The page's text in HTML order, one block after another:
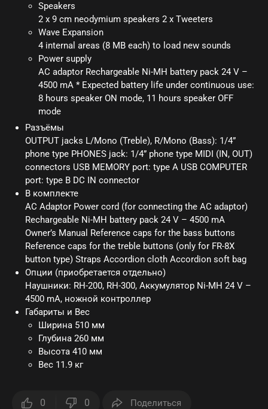
Speakers
2 x 9 cm neodymium speakers 2 x Tweeters
Wave Expansion
4 internal areas (8 MB each) to load new sounds
Power supply
AC adaptor Rechargeable Ni-MH battery pack 24 V –
4500 mA * Expected battery life under continuous use:
8 hours speaker ON mode, 11 hours speaker OFF
mode
Разъёмы
OUTPUT jacks L/Mono (Treble), R/Mono (Bass): 1/4”
phone type PHONES jack: 1/4” phone type MIDI (IN, OUT)
connectors USB MEMORY port: type A USB COMPUTER
port: type B DC IN connector
В комплекте
AC Adaptor Power cord (for connecting the AC adaptor)
Rechargeable Ni-MH battery pack 24 V – 4500 mA
Owner’s Manual Reference caps for the bass buttons
Reference caps for the treble buttons (only for FR-8X
button type) Straps Accordion cloth Accordion soft bag
Опции (приобретается отдельно)
Наушники: RH-200, RH-300, Аккумулятор Ni-MH 24 V –
4500 mA, ножной контроллер
Габариты и Вес
Ширина 510 мм
Глубина 260 мм
Высота 410 мм
Вес 11.9 кг
0 0 Поделиться